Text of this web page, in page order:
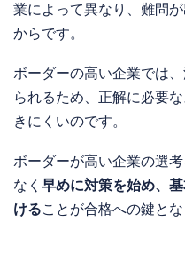
業によって異なり、難問
からです。
ボーダーの高い企業では
られるため、正解に必要
きにくいのです。
ボーダーが高い企業の選
なく 早めに対策を始め、
けることが合格への鍵とな